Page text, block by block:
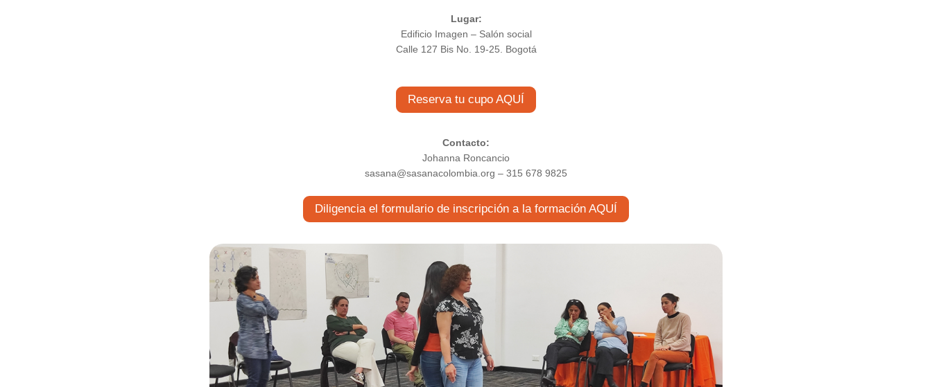
Lugar:
Edificio Imagen – Salón social
Calle 127 Bis No. 19-25. Bogotá
Reserva tu cupo AQUÍ
Contacto:
Johanna Roncancio
sasana@sasanacolombia.org – 315 678 9825
Diligencia el formulario de inscripción a la formación AQUÍ